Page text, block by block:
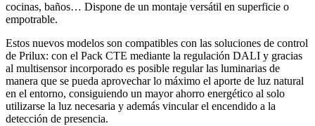
cocinas, baños… Dispone de un montaje versátil en superficie o
empotrable.
Estos nuevos modelos son compatibles con las soluciones de control
de Prilux: con el Pack CTE mediante la regulación DALI y gracias
al multisensor incorporado es posible regular las luminarias de
manera que se pueda aprovechar lo máximo el aporte de luz natural
en el entorno, consiguiendo un mayor ahorro energético al solo
utilizarse la luz necesaria y además vincular el encendido a la
detección de presencia.